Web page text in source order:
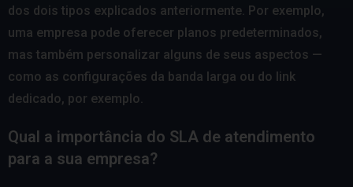
dos dois tipos explicados anteriormente. Por exemplo,
uma empresa pode oferecer planos predeterminados,
mas também personalizar alguns de seus aspectos —
como as configurações da banda larga ou do link
dedicado, por exemplo.
Qual a importância do SLA de atendimento
para a sua empresa?